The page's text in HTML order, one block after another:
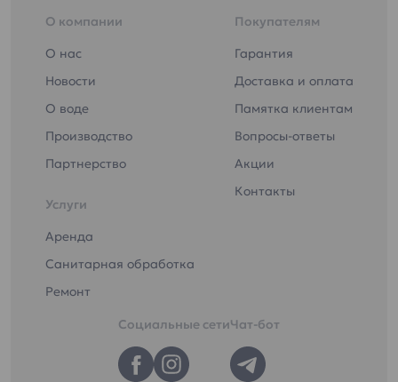
О компании
О нас
Новости
О воде
Производство
Партнерство
Услуги
Аренда
Санитарная обработка
Ремонт
Покупателям
Гарантия
Доставка и оплата
Памятка клиентам
Вопросы-ответы
Акции
Контакты
Социальные сетиЧат-бот